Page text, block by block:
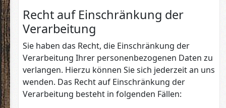
Recht auf Einschränkung der
Verarbeitung
Sie haben das Recht, die Einschränkung der
Verarbeitung Ihrer personenbezogenen Daten zu
verlangen. Hierzu können Sie sich jederzeit an uns
wenden. Das Recht auf Einschränkung der
Verarbeitung besteht in folgenden Fällen: